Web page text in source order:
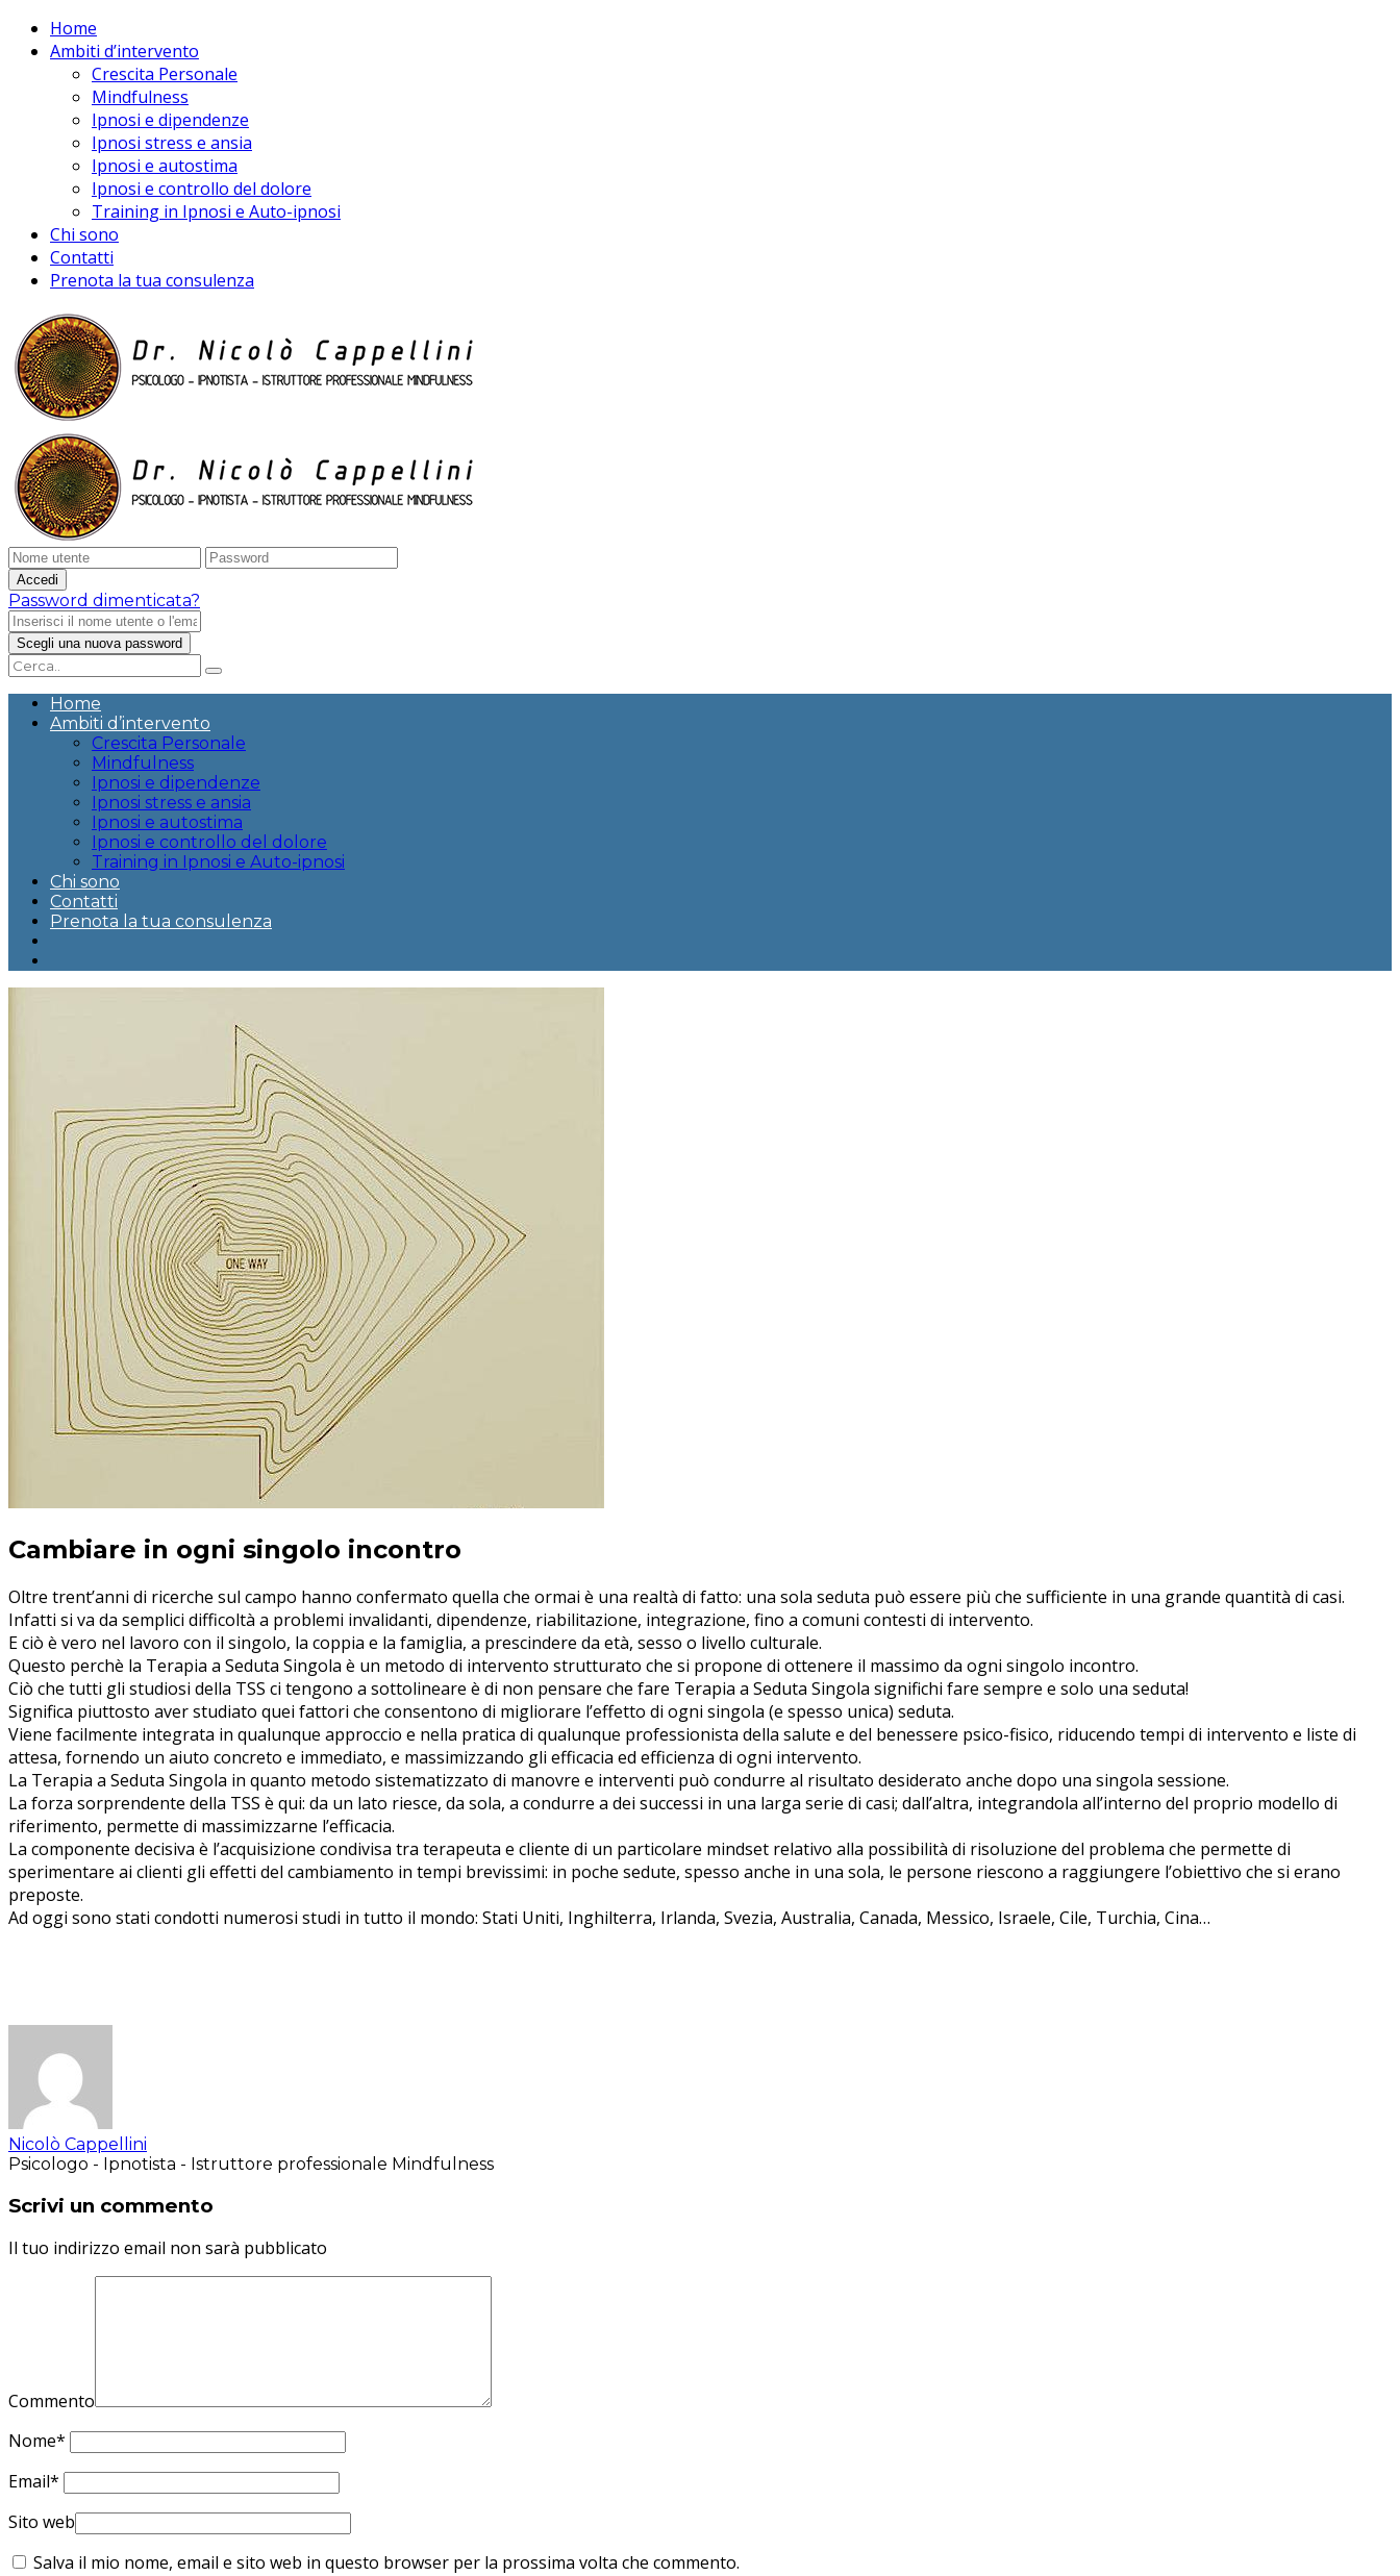
Home
Ambiti d’intervento
Crescita Personale
Mindfulness
Ipnosi e dipendenze
Ipnosi stress e ansia
Ipnosi e autostima
Ipnosi e controllo del dolore
Training in Ipnosi e Auto-ipnosi
Chi sono
Contatti
Prenota la tua consulenza
Password dimenticata?
Home
Ambiti d’intervento
Crescita Personale
Mindfulness
Ipnosi e dipendenze
Ipnosi stress e ansia
Ipnosi e autostima
Ipnosi e controllo del dolore
Training in Ipnosi e Auto-ipnosi
Chi sono
Contatti
Prenota la tua consulenza
Cambiare in ogni singolo incontro
Oltre trent’anni di ricerche sul campo hanno confermato quella che ormai è una realtà di fatto: una sola seduta può essere più che sufficiente in una grande quantità di casi.
Infatti si va da semplici difficoltà a problemi invalidanti, dipendenze, riabilitazione, integrazione, fino a comuni contesti di intervento.
E ciò è vero nel lavoro con il singolo, la coppia e la famiglia, a prescindere da età, sesso o livello culturale.
Questo perchè la Terapia a Seduta Singola è un metodo di intervento strutturato che si propone di ottenere il massimo da ogni singolo incontro.
Ciò che tutti gli studiosi della TSS ci tengono a sottolineare è di non pensare che fare Terapia a Seduta Singola significhi fare sempre e solo una seduta!
Significa piuttosto aver studiato quei fattori che consentono di migliorare l’effetto di ogni singola (e spesso unica) seduta.
Viene facilmente integrata in qualunque approccio e nella pratica di qualunque professionista della salute e del benessere psico-fisico, riducendo tempi di intervento e liste di
attesa, fornendo un aiuto concreto e immediato, e massimizzando gli efficacia ed efficienza di ogni intervento.
La Terapia a Seduta Singola in quanto metodo sistematizzato di manovre e interventi può condurre al risultato desiderato anche dopo una singola sessione.
La forza sorprendente della TSS è qui: da un lato riesce, da sola, a condurre a dei successi in una larga serie di casi; dall’altra, integrandola all’interno del proprio modello di
riferimento, permette di massimizzarne l’efficacia.
La componente decisiva è l’acquisizione condivisa tra terapeuta e cliente di un particolare mindset relativo alla possibilità di risoluzione del problema che permette di
sperimentare ai clienti gli effetti del cambiamento in tempi brevissimi: in poche sedute, spesso anche in una sola, le persone riescono a raggiungere l’obiettivo che si erano
preposte.
Ad oggi sono stati condotti numerosi studi in tutto il mondo: Stati Uniti, Inghilterra, Irlanda, Svezia, Australia, Canada, Messico, Israele, Cile, Turchia, Cina…
Nicolò Cappellini
Psicologo - Ipnotista - Istruttore professionale Mindfulness
Scrivi un commento
Il tuo indirizzo email non sarà pubblicato
Commento
Nome*
Email*
Sito web
Salva il mio nome, email e sito web in questo browser per la prossima volta che commento.